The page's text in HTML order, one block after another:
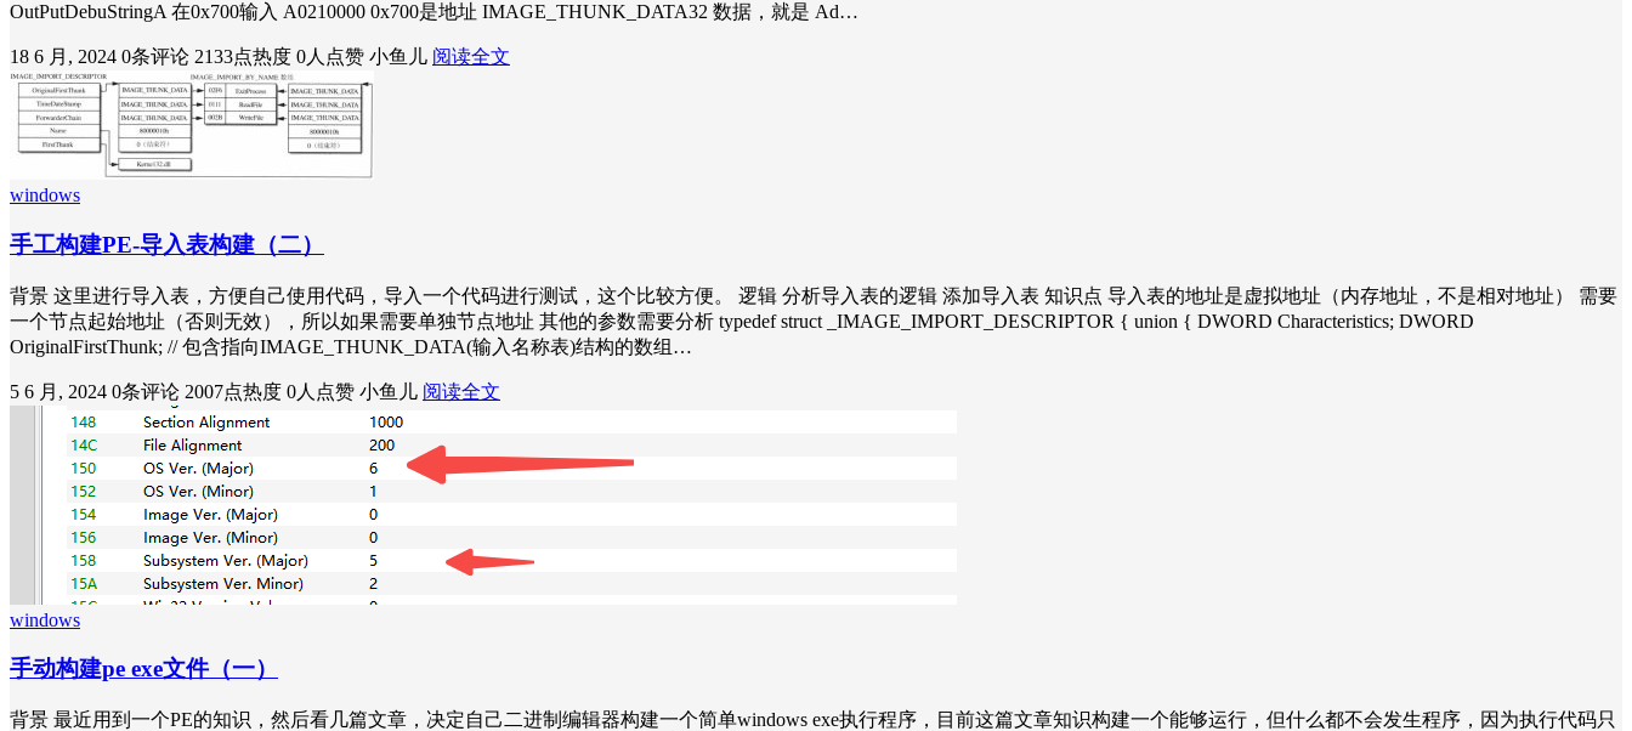
OutPutDebuStringA 在0x700输入 A0210000 0x700是地址 IMAGE_THUNK_DATA32 数据，就是 Ad…
18 6 月, 2024 0条评论 2133点热度 0人点赞 小鱼儿 阅读全文
windows
手工构建PE-导入表构建（二）
背景 这里进行导入表，方便自己使用代码，导入一个代码进行测试，这个比较方便。 逻辑 分析导入表的逻辑 添加导入表 知识点 导入表的地址是虚拟地址（内存地址，不是相对地址） 需要
一个节点起始地址（否则无效），所以如果需要单独节点地址 其他的参数需要分析 typedef struct _IMAGE_IMPORT_DESCRIPTOR { union { DWORD Characteristics; DWORD
OriginalFirstThunk; // 包含指向IMAGE_THUNK_DATA(输入名称表)结构的数组…
5 6 月, 2024 0条评论 2007点热度 0人点赞 小鱼儿 阅读全文
windows
手动构建pe exe文件（一）
背景 最近用到一个PE的知识，然后看几篇文章，决定自己二进制编辑器构建一个简单windows exe执行程序，目前这篇文章知识构建一个能够运行，但什么都不会发生程序，因为执行代码只